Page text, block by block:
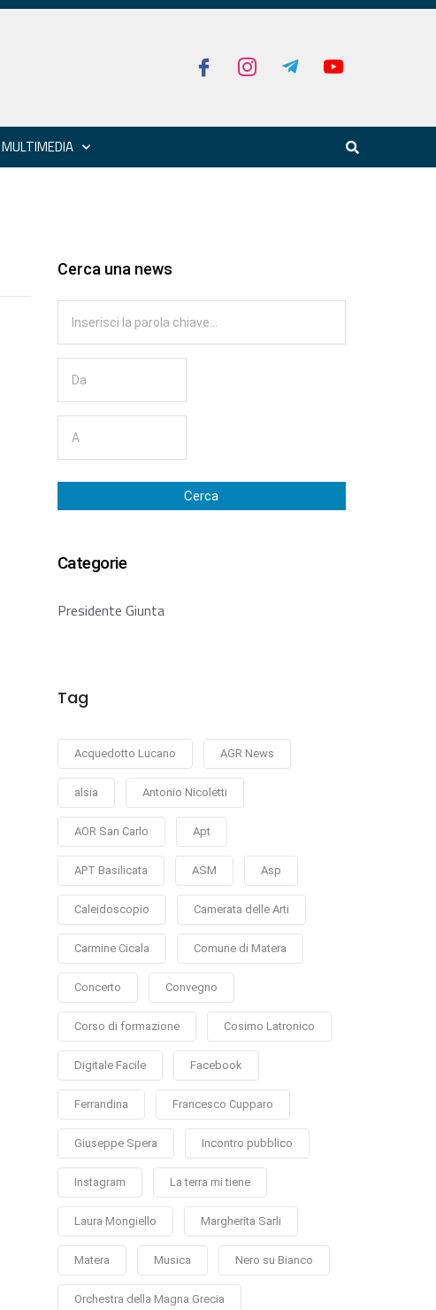
MULTIMEDIA
Cerca una news
Cerca
Categorie
Presidente Giunta
Tag
Acquedotto Lucano AGR News
alsia Antonio Nicoletti
AOR San Carlo Apt
APT Basilicata ASM Asp
Caleidoscopio Camerata delle Arti
Carmine Cicala Comune di Matera
Concerto Convegno
Corso di formazione Cosimo Latronico
Digitale Facile Facebook
Ferrandina Francesco Cupparo
Giuseppe Spera Incontro pubblico
Instagram La terra mi tiene
Laura Mongiello Margherita Sarli
Matera Musica Nero su Bianco
Orchestra della Magna Grecia